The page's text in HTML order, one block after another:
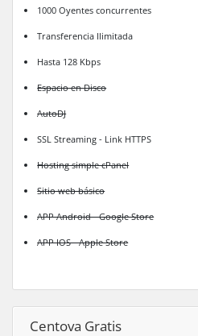
1000 Oyentes concurrentes
Transferencia Ilimitada
Hasta 128 Kbps
Espacio en Disco
AutoDJ
SSL Streaming - Link HTTPS
Hosting simple cPanel
Sitio web básico
APP Android - Google Store
APP IOS - Apple Store
Centova Gratis